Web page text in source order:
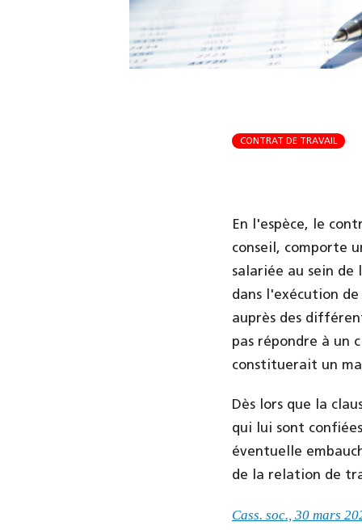
CONTRAT DE TRAVAIL
En l'espèce, le
conseil, comporte
salariée au sein
dans l'exécution
auprès des
pas répondre à un
constituerait un
Dès lors que la
qui lui sont
éventuelle
de la relation de
Cass. soc., 30 mars